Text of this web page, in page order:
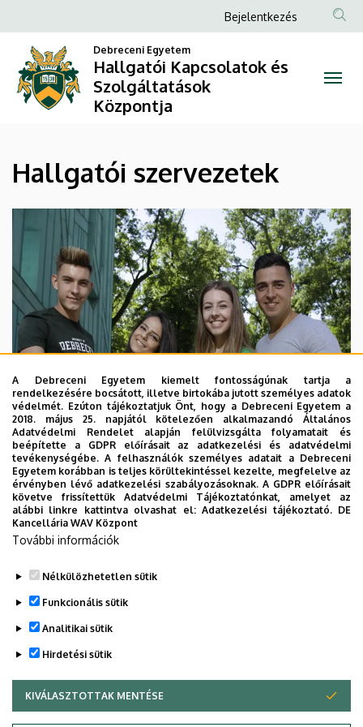
szervezetek
Hallgatói
és
Szolgáltatások
Központja
a
tartalomra
Anonim
fiók
Bejelentkezés
Debreceni Egyetem
Hallgatói Kapcsolatok és
Szolgáltatások
Központja
Hallgatói szervezetek
Debreceni Egyetem Hallgatói Önkormányzat
(DEHÖK)
Egyetemi Doktorandusz Önkormányzat (DÖK)
Legutóbbi frissítés: 2023. 02. 17. 09:15
A Debreceni Egyetem kiemelt fontosságúnak tartja a
rendelkezésére bocsátott, illetve birtokába jutott személyes adatok
védelmét. Ezúton tájékoztatjuk Önt, hogy a Debreceni Egyetem a
2018. május 25. napjától kötelezően alkalmazandó Általános
Adatvédelmi Rendelet alapján felülvizsgálta folyamatait és
beépítette a GDPR előírásait az adatkezelési és adatvédelmi
tevékenységébe. A felhasználók személyes adatait a Debreceni
Egyetem korábban is teljes körültekintéssel kezelte, megfelelve az
érvényben lévő adatkezelési szabályozásoknak. A GDPR előírásait
követve frissítettük Adatvédelmi Tájékoztatónkat, amelyet az
alábbi linkre kattintva olvashat el:Adatkezelési tájékoztató. DE
Kancellária WAV Központ
További információk
Nélkülözhetetlen sütik
Funkcionális sütik
Analitikai sütik
Hirdetési sütik
KIVÁLASZTOTTAK MENTÉSE
WITHDRAW CONSENT